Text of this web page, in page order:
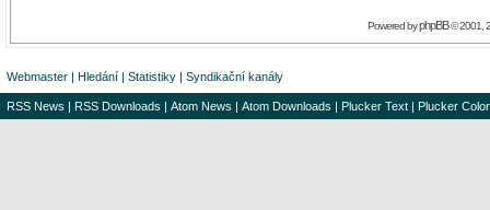
Powered byphpBB© 2001,
Webmaster | Hledání | Statistiky | Syndikační kanály
RSS News | RSS Downloads | Atom News | Atom Downloads | Plucker Text | Plucker Color